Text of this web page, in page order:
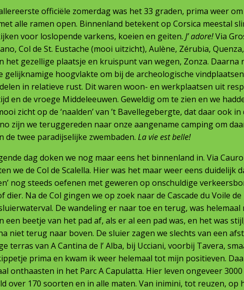
officiële zomerdag was het 33 graden, prima weer
alle ramen open. Binnenland betekent op Corsica meestal
voor loslopende varkens, koeien en geiten. J’ adore!Via
Col de St. Eustache (mooi uitzicht), Aulène, Zérubia,
het gezellige plaatsje en kruispunt van wegen, Zonza. Daarna
gelijknamige hoogvlakte om bij de archeologische
in relatieve rust. Dit waren woon- en werkplaatsen uit
en de vroege Middeleeuwen. Geweldig om te zien en we
zicht op de ‘naalden’ van ’t Bavellegebergte, dat daar ook
zijn we teruggereden naar onze aangename camping om
de twee paradijselijke zwembaden. La vie est belle!
dag doken we nog maar eens het binnenland in. Via
we de Col de Scalella. Hier was het maar weer eens duidelijk
nog steeds oefenen met geweren op onschuldige
dier. Na de Col gingen we op zoek naar de Cascade du Voile
De wandeling er naar toe en terug, was helemaal
een beetje van het pad af, als er al een pad was, en het was
niet terug naar boven. De sluier zagen we slechts van een
terras van A Cantina de l’ Alba, bij Ucciani, voorbij Tavera,
prima en kwam ik weer helemaal tot mijn positieven.
onthaasten in het Parc A Capulatta. Hier leven ongeveer
over 170 soorten en in alle maten. Van inimini, tot reuzen, op